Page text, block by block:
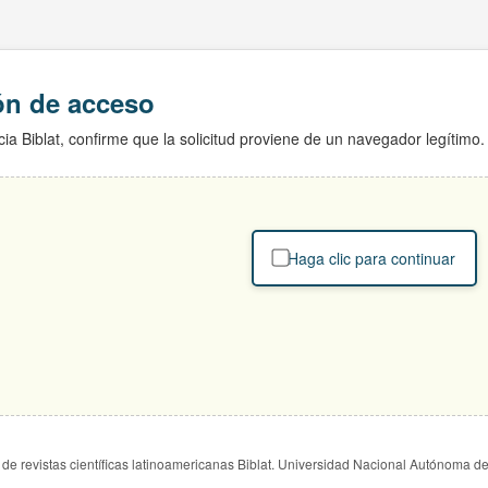
de acceso
Biblat, confirme que la solicitud proviene de un navegador legítimo.
Haga clic para continuar
revistas científicas latinoamericanas Biblat. Universidad Nacional Autónoma